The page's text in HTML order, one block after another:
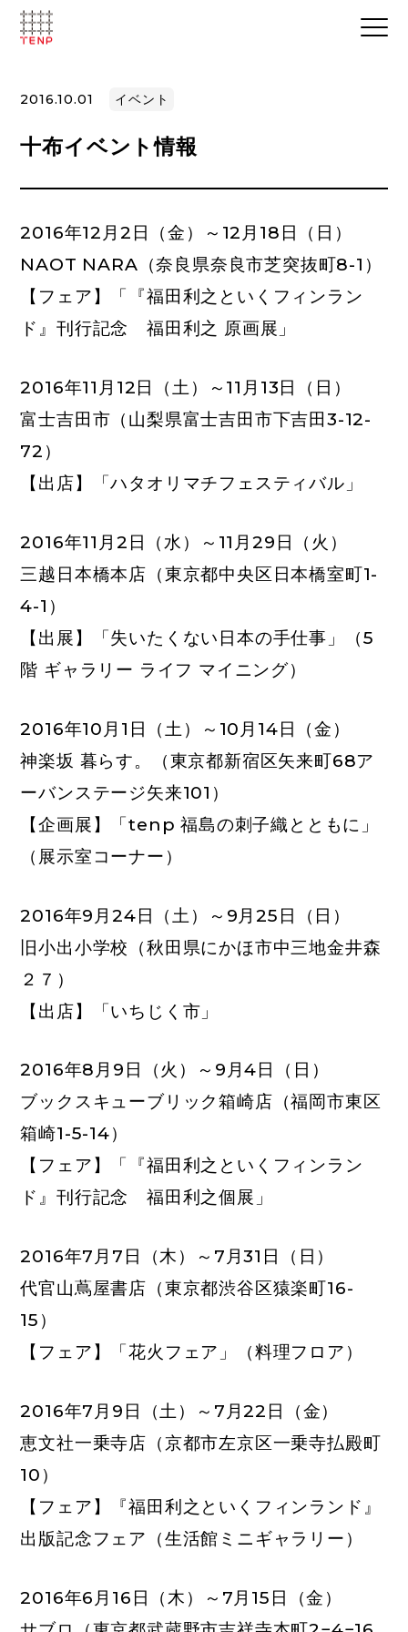
2016.10.01 イベント
十布イベント情報
2016年12月2日（金）～12月18日（日）
NAOT NARA （奈良県奈良市芝突抜町8-1）
【フェア】「『福田利之といくフィンラン
ド』刊行記念 福田利之 原画展」
2016年11月12日（土）～11月13日（日）
富士吉田市 （山梨県富士吉田市下吉田3-12-
72）
【出店】「ハタオリマチフェスティバル」
2016年11月2日（水）～11月29日（火）
三越日本橋本店 （東京都中央区日本橋室町1-
4-1）
【出展】「失いたくない日本の手仕事」（5
階 ギャラリー ライフ マイニング）
2016年10月1日（土）～10月14日（金）
神楽坂 暮らす。
（東京都新宿区矢来町68ア
ーバンステージ矢来101）
【企画展】「tenp 福島の刺子織とともに」
（展示室コーナー）
2016年9月24日（土）～9月25日（日）
旧小出小学校 （秋田県にかほ市中三地金井森
２７）
【出店】「いちじく市」
2016年8月9日（火）～9月4日（日）
ブックスキューブリック箱崎店 （福岡市東区
箱崎1-5-14）
【フェア】「『福田利之といくフィンラン
ド』刊行記念 福田利之個展」
2016年7月7日（木）～7月31日（日）
代官山蔦屋書店 （東京都渋谷区猿楽町16-
15）
【フェア】「花火フェア」（料理フロア）
2016年7月9日（土）～7月22日（金）
恵文社一乗寺店 （京都市左京区一乗寺払殿町
10）
【フェア】『福田利之といくフィンランド』
出版記念フェア（生活館ミニギャラリー）
2016年6月16日（木）～7月15日（金）